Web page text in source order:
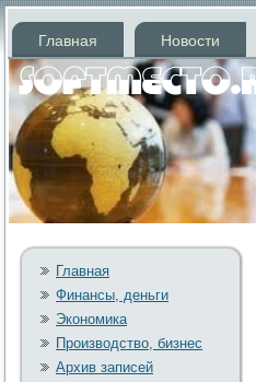
Главная Новости
Главная
Финансы, деньги
Экономика
Производство, бизнес
Архив записей